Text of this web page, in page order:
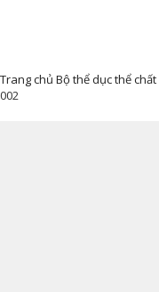
Trang chủ Bộ thể dục thể chất
002